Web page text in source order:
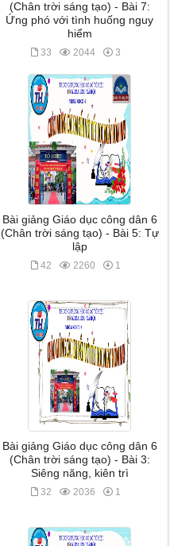
(Chân trời sáng tạo) - Bài 7:
Ứng phó với tình huống nguy
hiểm
33 2044 3
Bài giảng Giáo dục công dân 6
(Chân trời sáng tạo) - Bài 5: Tự
lập
42 2260 1
Bài giảng Giáo dục công dân 6
(Chân trời sáng tạo) - Bài 3:
Siêng năng, kiên trì
32 2036 1